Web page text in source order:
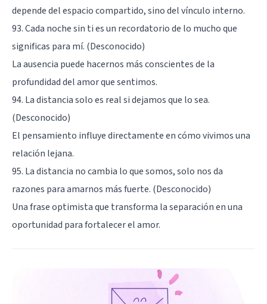
depende del espacio compartido, sino del vínculo interno.
93. Cada noche sin ti es un recordatorio de lo mucho que
significas para mí. (Desconocido)
La ausencia puede hacernos más conscientes de la
profundidad del amor que sentimos.
94. La distancia solo es real si dejamos que lo sea.
(Desconocido)
El pensamiento influye directamente en cómo vivimos una
relación lejana.
95. La distancia no cambia lo que somos, solo nos da
razones para amarnos más fuerte. (Desconocido)
Una frase optimista que transforma la separación en una
oportunidad para fortalecer el amor.